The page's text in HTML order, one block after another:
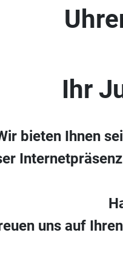
Ihr
bieten Ihnen
uns auf